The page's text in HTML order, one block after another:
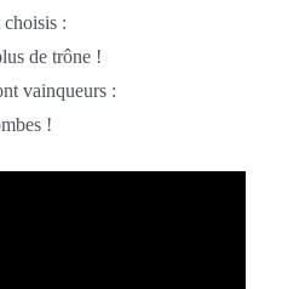
:
de trône !
vainqueurs :
!